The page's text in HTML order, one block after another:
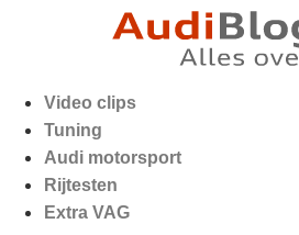
Video clips
Tuning
Audi motorsport
Rijtesten
Extra VAG